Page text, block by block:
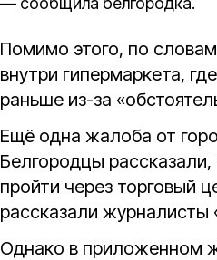
Помимо этого, по
внутри гипермаркета,
раньше из-за
Ещё одна жалоба от
Белгородцы
пройти через торговый
рассказали журналисты
Однако в приложенном